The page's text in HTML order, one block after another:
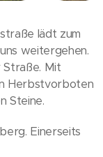
lädt zum
weitergehen.
Straße. Mit
Herbstvorboten
Steine.
Einerseits